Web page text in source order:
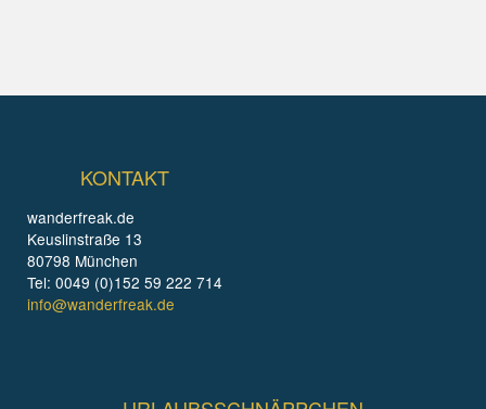
KONTAKT
wanderfreak.de
Keuslinstraße 13
80798 München
Tel: 0049 (0)152 59 222 714
info@wanderfreak.de